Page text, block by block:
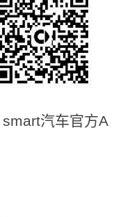
smart汽车官方A